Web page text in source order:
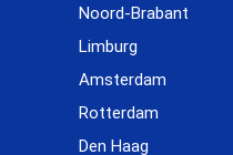
Noord-Brabant
Limburg
Amsterdam
Rotterdam
Den Haag